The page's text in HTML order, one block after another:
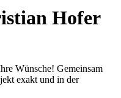
Hofer
Wünsche! Gemeinsam
exakt und in der